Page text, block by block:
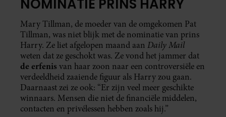
NOMINATIE PRINS HARRY
Mary Tillman, de moeder van de omgekomen Pat
Tillman, was niet blijk met de nominatie van prins
Harry. Ze liet afgelopen maand aan Daily Mail
weten dat ze geschokt was. Ze vond het jammer dat
de erfenis van haar zoon naar een controversiële en
verdeeldheid zaaiende figuur als Harry zou gaan.
Daarnaast zei ze ook: “Er zijn veel meer geschikte
winnaars. Mensen die niet de financiële middelen,
contacten en privélessen hebben zoals hij.”